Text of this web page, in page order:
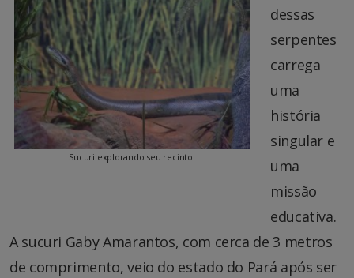
Sucuri explorando seu recinto.
dessas
serpentes
carrega
uma
história
singular e
uma
missão
educativa.
A sucuri Gaby Amarantos, com cerca de 3 metros
de comprimento, veio do estado do Pará após ser